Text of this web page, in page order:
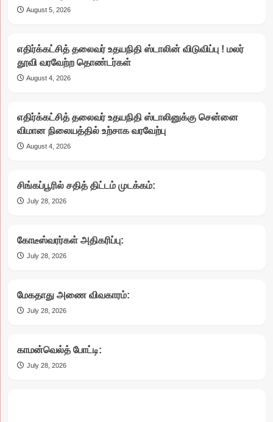
August 5, 2026
எதிர்க்கட்சித் தலைவர் உதயநிதி ஸ்டாலின் விடுவிப்பு ! மலர்
தூவி வரவேற்ற தொண்டர்கள்
August 4, 2026
எதிர்க்கட்சித் தலைவர் உதயநிதி ஸ்டாலினுக்கு சென்னை
விமான நிலையத்தில் உற்சாக வரவேற்பு
August 4, 2026
சிங்கப்பூரில் சதித் திட்டம் முடக்கம்:
July 28, 2026
கோடீஸ்வரர்கள் அதிகரிப்பு:
July 28, 2026
மேகதாது அணை விவகாரம்:
July 28, 2026
காமன்வெல்த் போட்டி:
July 28, 2026